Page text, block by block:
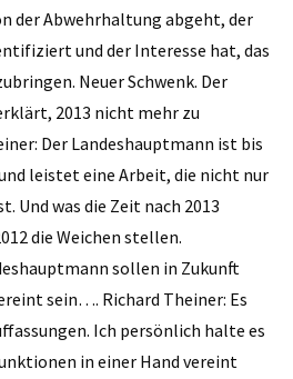
der Abwehrhaltung abgeht, der
und der Interesse hat, das
Neuer Schwenk. Der
2013 nicht mehr zu
Der Landeshauptmann ist bis
leistet eine Arbeit, die nicht nur
Und was die Zeit nach 2013
die Weichen stellen.
sollen in Zukunft
sein…. Richard Theiner: Es
Ich persönlich halte es
in einer Hand vereint